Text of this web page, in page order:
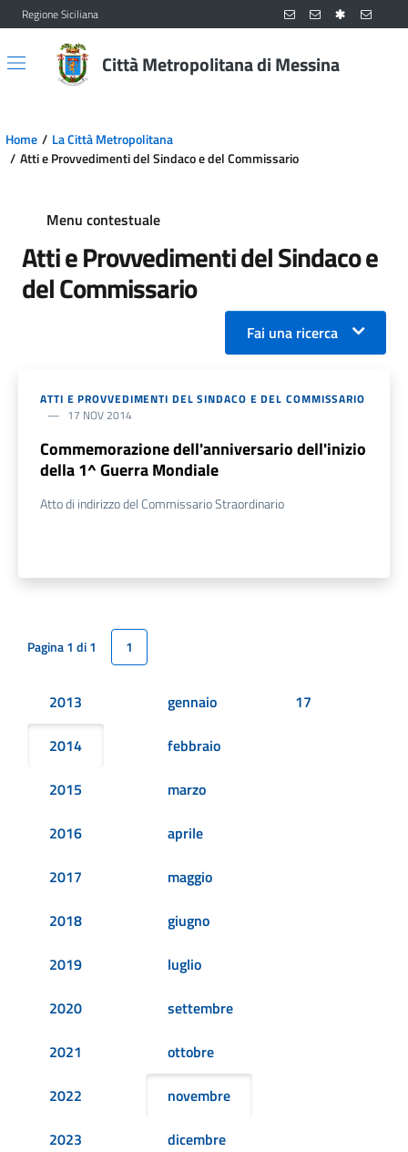
Vai al contenuto principale
Vai al menu principale
Regione Siciliana
Città Metropolitana di Messina
Home
La Città Metropolitana
Atti e Provvedimenti del Sindaco e del Commissario
Menu contestuale
Atti e Provvedimenti del Sindaco e
del Commissario
Fai una ricerca
ATTI E PROVVEDIMENTI DEL SINDACO E DEL COMMISSARIO
17 NOV 2014
Commemorazione dell'anniversario dell'inizio
della 1^ Guerra Mondiale
Atto di indirizzo del Commissario Straordinario
Pagina 1 di 1 1
2013
2014
2015
2016
2017
2018
2019
2020
2021
2022
2023
gennaio
febbraio
marzo
aprile
maggio
giugno
luglio
settembre
ottobre
novembre
dicembre
17